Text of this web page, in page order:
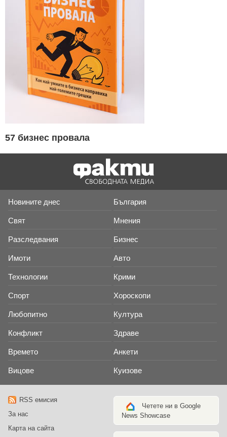
57 бизнес провала
Новините днес България
Свят Мнения
Разследвания Бизнес
Имоти Авто
Технологии Крими
Спорт Хороскопи
Любопитно Култура
Конфликт Здраве
Времето Анкети
Вицове Куизове
RSS емисия
За нас
Карта на сайта
Четете ни в Google
News Showcase